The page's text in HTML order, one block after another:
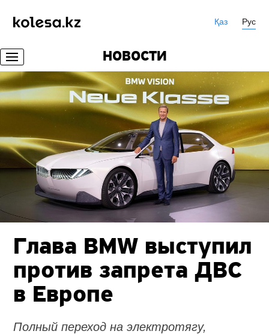
Қаз Рус
НОВОСТИ
Глава BMW выступил
против запрета ДВС
в Европе
Полный переход на электротягу,